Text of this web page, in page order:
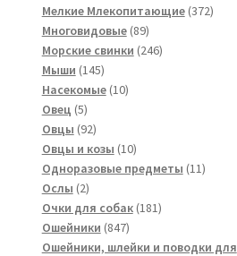
товаров
Мелкие Млекопитающие 372372
Многовидовые 8989
товаров
Морские свинки 246246
Мыши 145145
товаров
Насекомые 1010
Овец 55
товаров
Овцы 9292
товара
Овцы и козы 1010
товаров
Одноразовые предметы 1111
Ослы 22
товара
Очки для собак 181181
Ошейники 847847
товаров
Ошейники, шлейки и поводки для